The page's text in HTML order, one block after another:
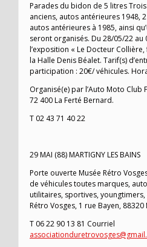
Parades du bidon de 5 litres
anciens, autos antérieures 1948,
autos antérieures à 1985, ainsi
seront organisés. Du 28/05/22
l’exposition « Le Docteur
la Halle Denis Béalet. Tarif(s)
participation : 20€/ véhicules.
Organisé(e) par l’Auto Moto
72 400 La Ferté Bernard.
T 02 43 71 40 22
29 MAI (88) MARTIGNY LES BAINS
Porte ouverte Musée Rétro
de véhicules toutes marques,
utilitaires, sportives,
Rétro Vosges, 1 rue Bayen,
T 06 22 90 13 81 Courriel